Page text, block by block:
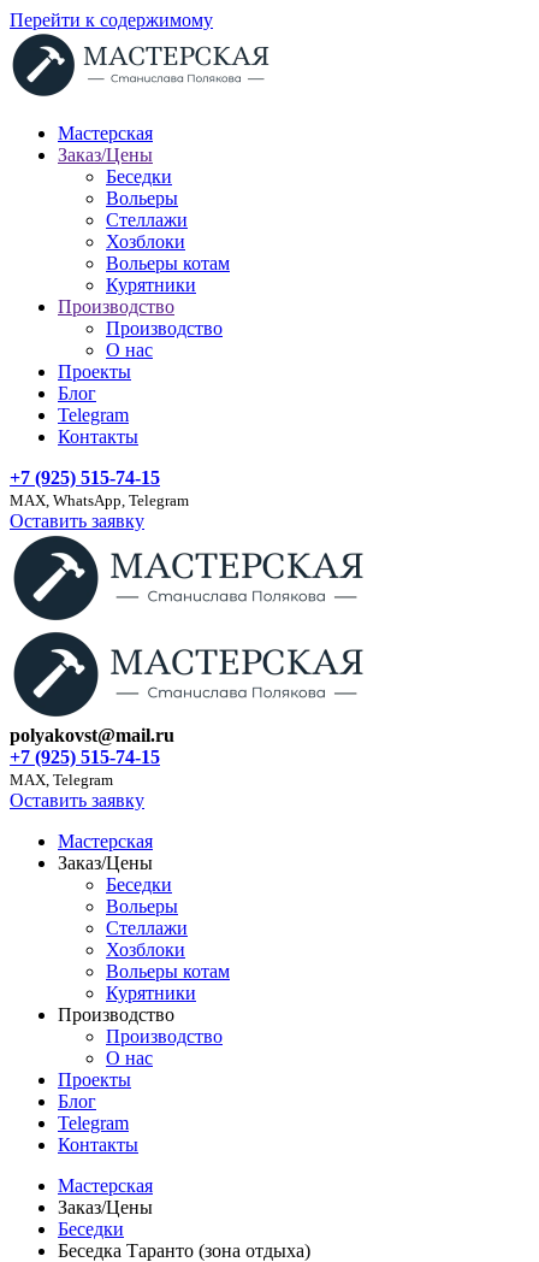
Перейти к содержимому
Мастерская
Заказ/Цены
Беседки
Вольеры
Стеллажи
Хозблоки
Вольеры котам
Курятники
Производство
Производство
О нас
Проекты
Блог
Telegram
Контакты
+7 (925) 515-74-15
MAX, WhatsApp, Telegram
Оставить заявку
polyakovst@mail.ru
+7 (925) 515-74-15
MAX, Telegram
Оставить заявку
Мастерская
Заказ/Цены
Беседки
Вольеры
Стеллажи
Хозблоки
Вольеры котам
Курятники
Производство
Производство
О нас
Проекты
Блог
Telegram
Контакты
Мастерская
Заказ/Цены
Беседки
Беседка Таранто (зона отдыха)